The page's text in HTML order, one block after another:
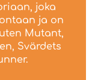
joka
ja on
Mutant,
Svärdets